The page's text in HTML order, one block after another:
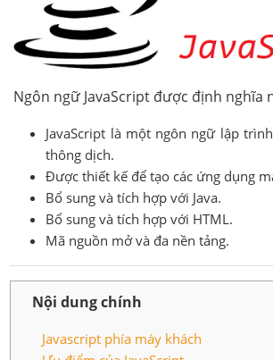
Ngôn ngữ JavaScript được định nghĩa
JavaScript là một ngôn ngữ lập
thông dịch.
Được thiết kế để tạo các ứng dụng
Bổ sung và tích hợp với Java.
Bổ sung và tích hợp với HTML.
Mã nguồn mở và đa nền tảng.
Nội dung chính
Javascript phía máy khách